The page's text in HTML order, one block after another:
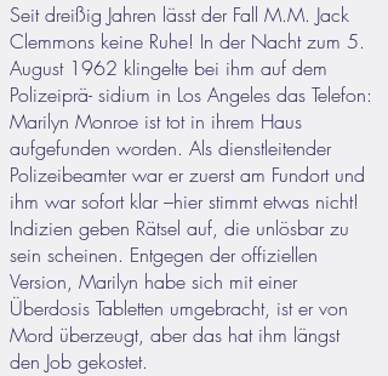
Seit dreißig Jahren lässt der Fall M.M. Jack
Clemmons keine Ruhe! In der Nacht zum 5.
August 1962 klingelte bei ihm auf dem
Polizeiprä- sidium in Los Angeles das Telefon:
Marilyn Monroe ist tot in ihrem Haus
aufgefunden worden. Als dienstleitender
Polizeibeamter war er zuerst am Fundort und
ihm war sofort klar –hier stimmt etwas nicht!
Indizien geben Rätsel auf, die unlösbar zu
sein scheinen. Entgegen der offiziellen
Version, Marilyn habe sich mit einer
Überdosis Tabletten umgebracht, ist er von
Mord überzeugt, aber das hat ihm längst
den Job gekostet.